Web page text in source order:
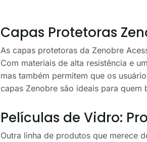
Capas Protetoras
As capas protetoras da Zenobre
Com materiais de alta resistência e
mas também permitem que os
capas Zenobre são ideais para quem
Películas de Vidro:
Outra linha de produtos que merece